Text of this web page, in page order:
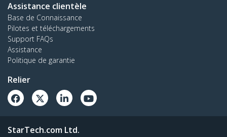
Assistance clientèle
Base de Connaissance
Pilotes et téléchargements
Support FAQs
Assistance
Politique de garantie
Relier
StarTech.com Ltd.